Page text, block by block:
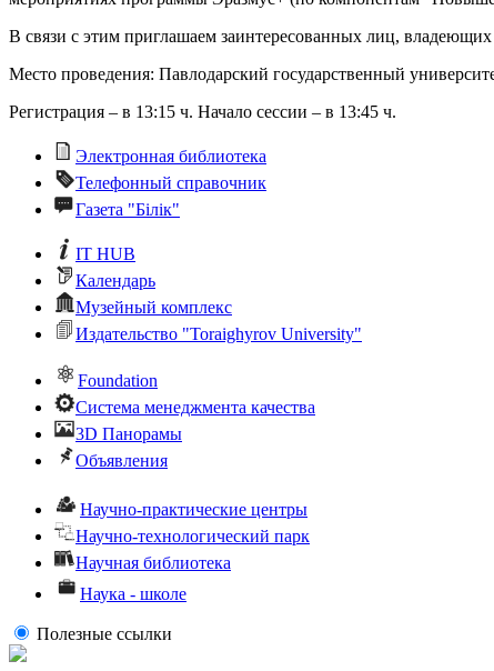
В связи с этим приглашаем заинтересованных лиц,
Место проведения: Павлодарский государственный
Регистрация – в 13:15 ч. Начало сессии – в 13:45 ч.
Электронная библиотека
Телефонный справочник
Газета "Білік"
IT HUB
Календарь
Музейный комплекс
Издательство "Toraighyrov University"
Foundation
Система менеджмента качества
3D Панорамы
Объявления
Научно-практические центры
Научно-технологический парк
Научная библиотека
Наука - школе
Полезные ссылки